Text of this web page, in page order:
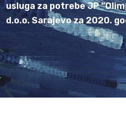
usluga za potrebe JP
d.o.o. Sarajevo za 2020.